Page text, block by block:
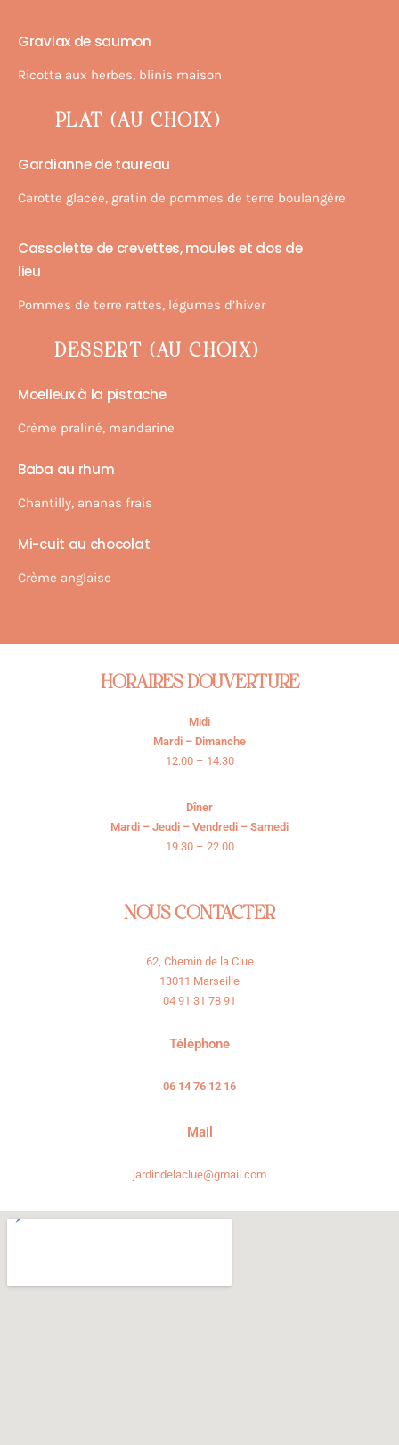
Gravlax de saumon
Ricotta aux herbes, blinis maison
PLAT (AU CHOIX)
Gardianne de taureau
Carotte glacée, gratin de pommes de terre boulangère
Cassolette de crevettes, moules et dos de
lieu
Pommes de terre rattes, légumes d’hiver
DESSERT (AU CHOIX)
Moelleux à la pistache
Crème praliné, mandarine
Baba au rhum
Chantilly, ananas frais
Mi-cuit au chocolat
Crème anglaise
HORAIRES D'OUVERTURE
Midi
Mardi – Dimanche
12.00 – 14.30
Dîner
Mardi – Jeudi – Vendredi – Samedi
19.30 – 22.00
NOUS CONTACTER
62, Chemin de la Clue
13011 Marseille
04 91 31 78 91
Téléphone
06 14 76 12 16
Mail
jardindelaclue@gmail.com